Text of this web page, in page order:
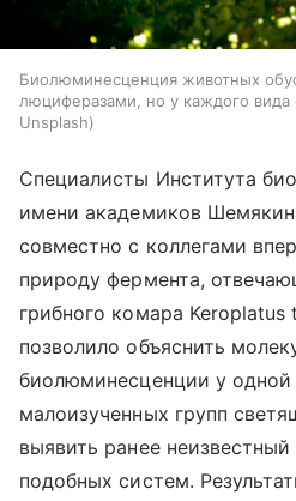
Биолюминесценция животных
люциферазами, но у каждого вида
Unsplash
Специалисты Института
имени академиков
совместно с коллегами
природу фермента,
грибного комара
позволило объяснить
биолюминесценции у
малоизученных групп
выявить ранее
подобных систем.